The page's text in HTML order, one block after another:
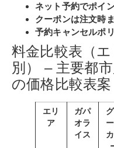
ネット予約でポイ
クーポンは注文時
予約キャンセルポ
料金比較表（
別） – 主要都
の価格比較表案
エリ
ア
ガパ
オラ
イス